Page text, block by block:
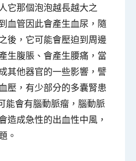
它那個泡泡越長越大之
血管因此會產生血尿，隨
後，它可能會壓迫到周邊
生腹脹、會產生腰痛，當
其他器官的一些影響，譬
壓，有少部分的多囊腎患
能會有腦動脈瘤，腦動脈
造成急性的出血性中風，
。